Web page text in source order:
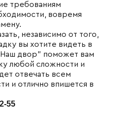
требованиям
вовремя
независимо от того,
вы хотите видеть в
двор" поможет вам
любой сложности и
отвечать всем
и отлично впишется в
55